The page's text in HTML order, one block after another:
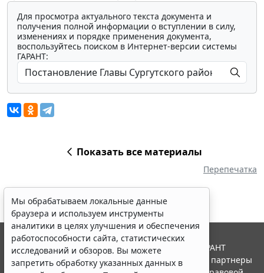
Для просмотра актуального текста документа и
получения полной информации о вступлении в силу,
изменениях и порядке применения документа,
воспользуйтесь поиском в Интернет-версии системы
ГАРАНТ:
Показать все материалы
Перепечатка
Мы обрабатываем локальные данные
браузера и используем инструменты
аналитики в целях улучшения и обеспечения
работоспособности сайта, статистических
исследований и обзоров. Вы можете
запретить обработку указанных данных в
© ООО "НПП "ГАРАНТ-СЕРВИС", 2026. Система ГАРАНТ
выпускается с 1990 года. Компания "Гарант" и ее партнеры